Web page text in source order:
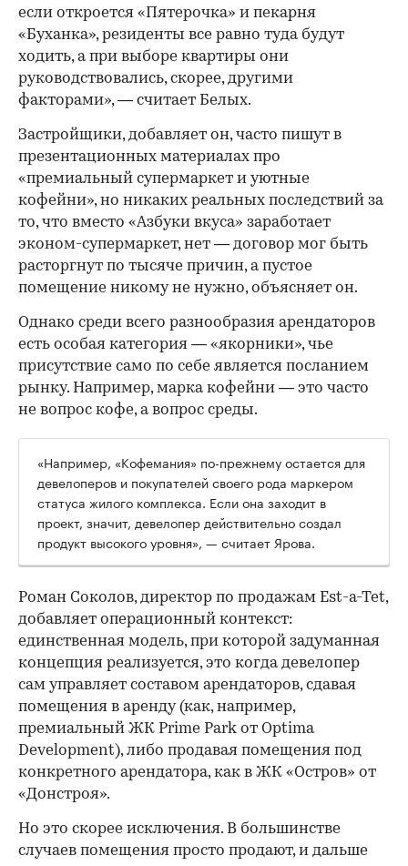
если откроется «Пятерочка» и пекарня
«Буханка», резиденты все равно туда будут
ходить, а при выборе квартиры они
руководствовались, скорее, другими
факторами», — считает Белых.
Застройщики, добавляет он, часто пишут в
презентационных материалах про
«премиальный супермаркет и уютные
кофейни», но никаких реальных последствий за
то, что вместо «Азбуки вкуса» заработает
эконом-супермаркет, нет — договор мог быть
расторгнут по тысяче причин, а пустое
помещение никому не нужно, объясняет он.
Однако среди всего разнообразия арендаторов
есть особая категория — «якорники», чье
присутствие само по себе является посланием
рынку. Например, марка кофейни — это часто
не вопрос кофе, а вопрос среды.
«Например, «Кофемания» по-прежнему остается для
девелоперов и покупателей своего рода маркером
статуса жилого комплекса. Если она заходит в
проект, значит, девелопер действительно создал
продукт высокого уровня», — считает Ярова.
Роман Соколов, директор по продажам Est-a-Tet,
добавляет операционный контекст:
единственная модель, при которой задуманная
концепция реализуется, это когда девелопер
сам управляет составом арендаторов, сдавая
помещения в аренду (как, например,
премиальный ЖК Prime Park от Optima
Development), либо продавая помещения под
конкретного арендатора, как в ЖК «Остров» от
«Донстроя».
Но это скорее исключения. В большинстве
случаев помещения просто продают, и дальше